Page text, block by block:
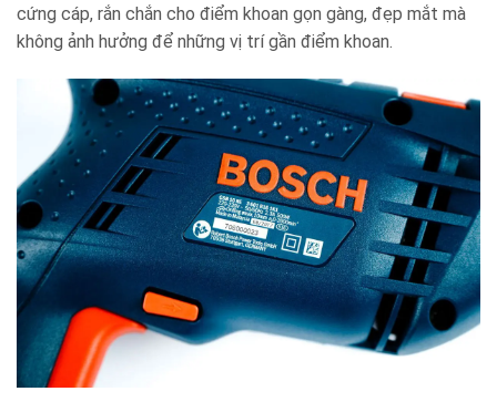
cứng cáp, rắn chắn cho điểm khoan gọn gàng, đẹp mắt mà
không ảnh hưởng để những vị trí gần điểm khoan.